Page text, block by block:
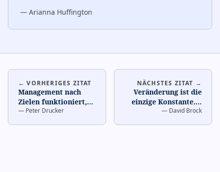
— Arianna Huffington
← VORHERIGES ZITAT
Management nach
Zielen funktioniert,
wenn man die Ziele
— Peter Drucker
NÄCHSTES ZITAT →
Veränderung ist die
einzige Konstante.…
— David Brock